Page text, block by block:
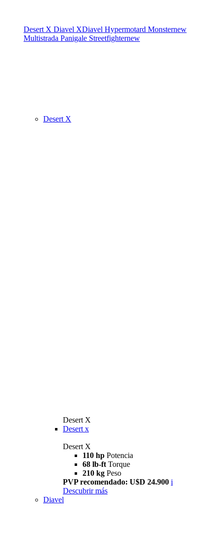
Desert X Diavel XDiavel Hypermotard Monsternew
Multistrada Panigale Streetfighternew
Desert X
Desert X
Desert x
Desert X
110 hp Potencia
68 lb-ft Torque
210 kg Peso
PVP recomendado: U$D 24.900 i
Descubrir más
Diavel